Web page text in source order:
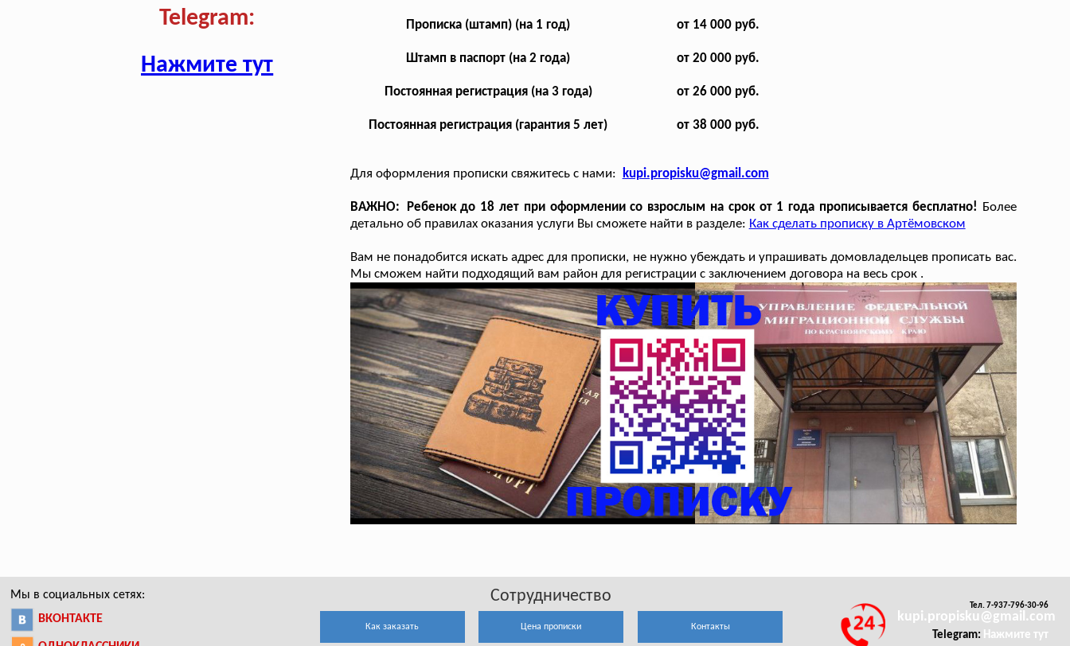
Telegram:
Нажмите тут
Прописка (штамп) (на 1 год) от 14 000 руб.
Штамп в паспорт (на 2 года) от 20 000 руб.
Постоянная регистрация (на 3 года) от 26 000 руб.
Постоянная регистрация (гарантия 5 лет) от 38 000 руб.
Для оформления прописки свяжитесь с нами: kupi.propisku@gmail.com
ВАЖНО: Ребенок до 18 лет при оформлении со взрослым на срок от 1 года прописывается бесплатно! Более
детально об правилах оказания услуги Вы сможете найти в разделе: Как сделать прописку в Артёмовском
Вам не понадобится искать адрес для прописки, не нужно убеждать и упрашивать домовладельцев прописать вас.
Мы сможем найти подходящий вам район для регистрации с заключением договора на весь срок .
Мы в социальных сетях:
ВКОНТАКТЕ
Сотрудничество
Как заказать Цена прописки Контакты
Тел. 7-937-796-30-96
kupi.propisku@gmail.com
Telegram: Нажмите тут